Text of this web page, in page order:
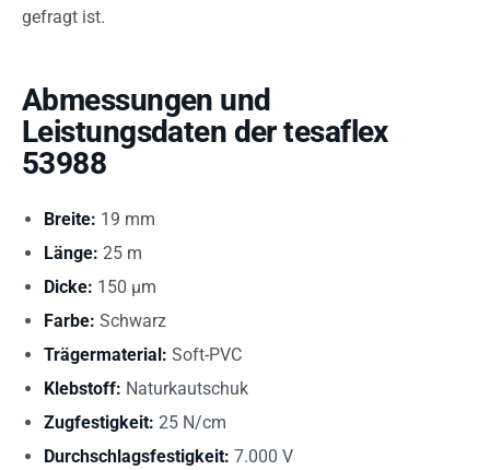
gefragt ist.
Abmessungen und
Leistungsdaten der tesaflex
53988
Breite: 19 mm
Länge: 25 m
Dicke: 150 µm
Farbe: Schwarz
Trägermaterial: Soft-PVC
Klebstoff: Naturkautschuk
Zugfestigkeit: 25 N/cm
Durchschlagsfestigkeit: 7.000 V